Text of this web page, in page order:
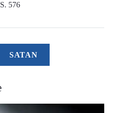
576
SATAN